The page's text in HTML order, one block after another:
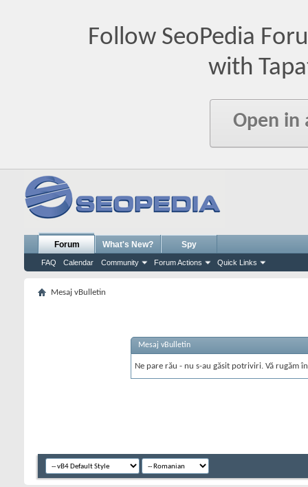
Follow SeoPedia
with
Open in
Forum
FAQ Calendar Community Forum Actions Quick Links
What's New? Spy
Mesaj vBulletin
Mesaj vBulletin
Ne pare rău - nu s-au găsit potriviri. Vă rugăm